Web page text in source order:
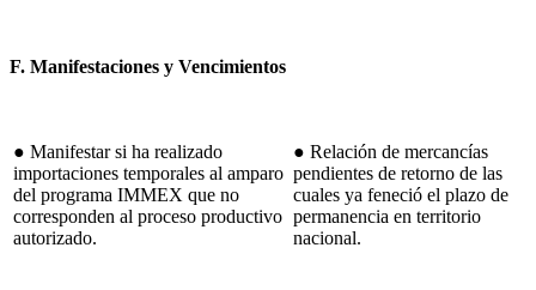
F. Manifestaciones y Vencimientos
● Manifestar si ha realizado
importaciones temporales al amparo
del programa IMMEX que no
corresponden al proceso productivo
autorizado.
● Relación de mercancías
pendientes de retorno de las
cuales ya feneció el plazo de
permanencia en territorio
nacional.